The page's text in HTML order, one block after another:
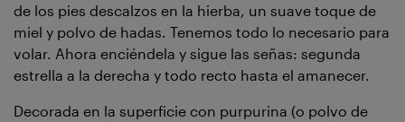
de los pies descalzos en la hierba, un suave toque de
miel y polvo de hadas. Tenemos todo lo necesario para
volar. Ahora enciéndela y sigue las señas: segunda
estrella a la derecha y todo recto hasta el amanecer.
Decorada en la superficie con purpurina (o polvo de